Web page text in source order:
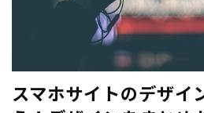
スマホサイトのデザイ